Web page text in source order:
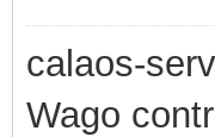
calaos-
Wago